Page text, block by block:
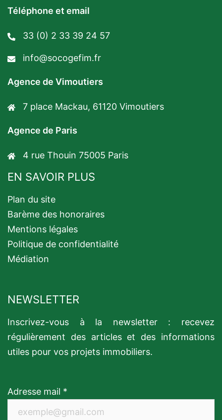
Téléphone et email
33 (0) 2 33 39 24 57
info@socogefim.fr
Agence de Vimoutiers
7 place Mackau, 61120 Vimoutiers
Agence de Paris
4 rue Thouin 75005 Paris
EN SAVOIR PLUS
Plan du site
Barème des honoraires
Mentions légales
Politique de confidentialité
Médiation
NEWSLETTER
Inscrivez-vous à la newsletter : recevez
régulièrement des articles et des informations
utiles pour vos projets immobiliers.
Adresse mail *